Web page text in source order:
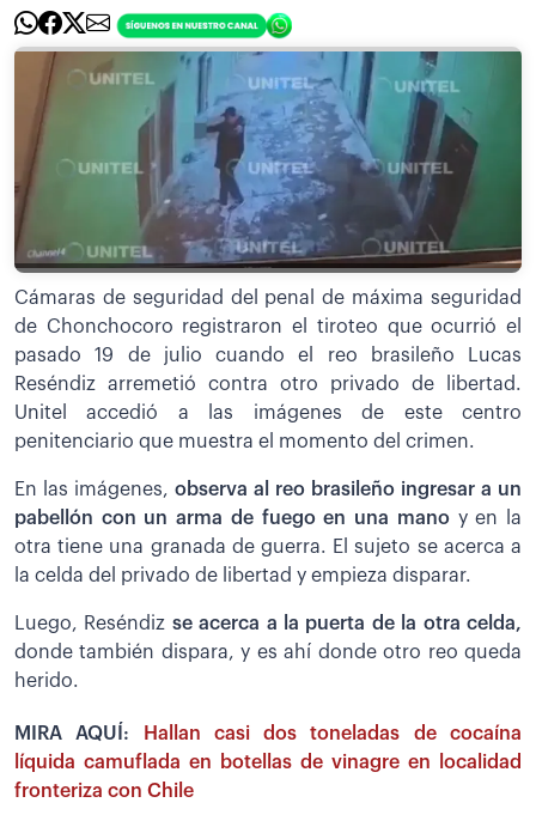
Cámaras de seguridad del penal de máxima seguridad
de Chonchocoro registraron el tiroteo que ocurrió el
pasado 19 de julio cuando el reo brasileño Lucas
Reséndiz arremetió contra otro privado de libertad.
Unitel accedió a las imágenes de este centro
penitenciario que muestra el momento del crimen.
En las imágenes, observa al reo brasileño ingresar a un
pabellón con un arma de fuego en una mano y en la
otra tiene una granada de guerra. El sujeto se acerca a
la celda del privado de libertad y empieza disparar.
Luego, Reséndiz se acerca a la puerta de la otra celda,
donde también dispara, y es ahí donde otro reo queda
herido.
MIRA AQUÍ:
Hallan casi dos toneladas de cocaína
líquida camuflada en botellas de vinagre en localidad
fronteriza con Chile